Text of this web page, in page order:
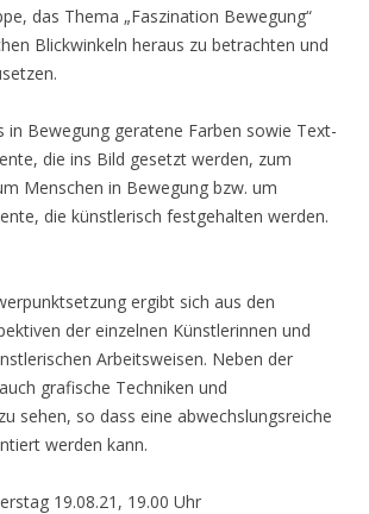
das Thema „Faszination Bewegung“
Blickwinkeln heraus zu betrachten und
in Bewegung geratene Farben sowie Text-
die ins Bild gesetzt werden, zum
Menschen in Bewegung bzw. um
die künstlerisch festgehalten werden.
ergibt sich aus den
der einzelnen Künstlerinnen und
Arbeitsweisen. Neben der
grafische Techniken und
sehen, so dass eine abwechslungsreiche
werden kann.
19.08.21, 19.00 Uhr